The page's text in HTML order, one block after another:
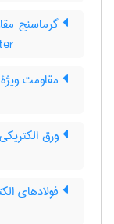
گرماسنج
مقاومت
ورق
فولادهای